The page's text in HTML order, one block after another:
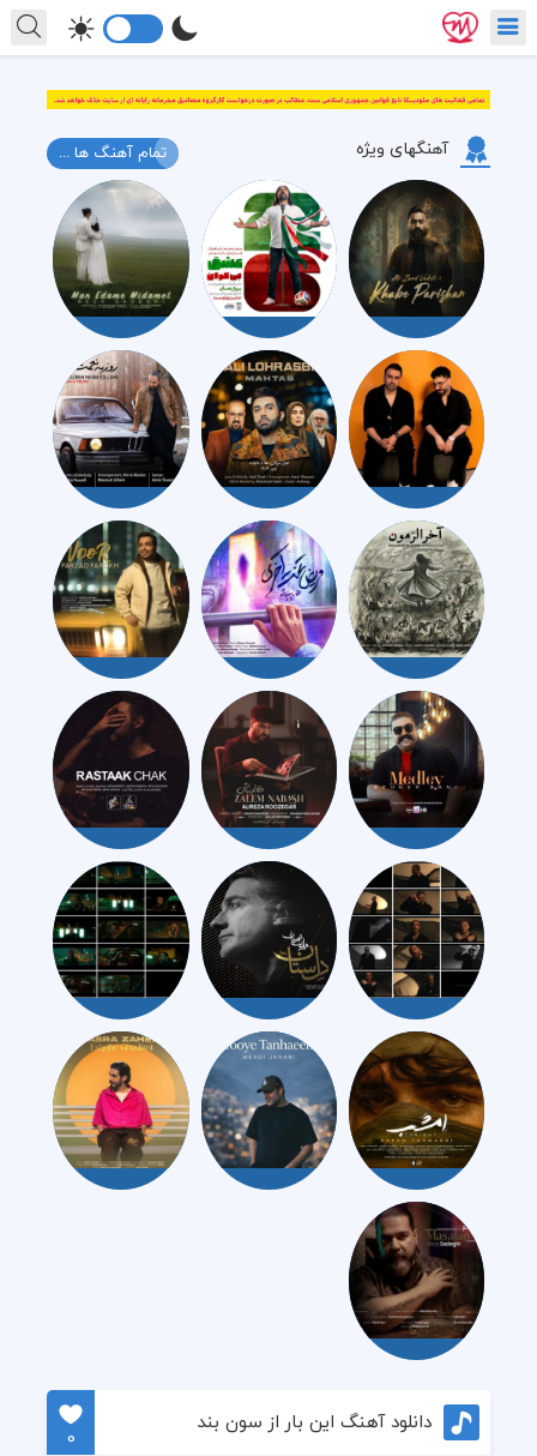
آهنگهای ویژه تمام آهنگ ها ...
دانلود آهنگ این بار از سون بند
0